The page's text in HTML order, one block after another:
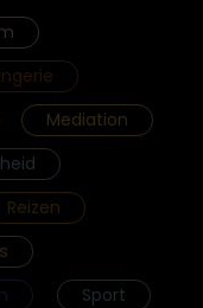
Mediation
Reizen
Sport